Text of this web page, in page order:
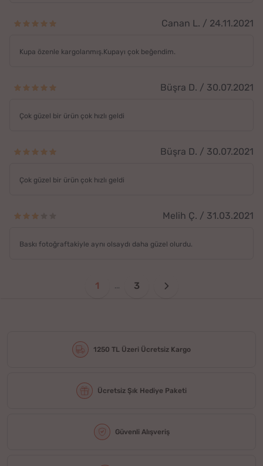
Canan L. / 24.11.2021
Kupa özenle kargolanmış.Kupayı çok beğendim.
Büşra D. / 30.07.2021
Çok güzel bir ürün çok hızlı geldi
Büşra D. / 30.07.2021
Çok güzel bir ürün çok hızlı geldi
Melih Ç. / 31.03.2021
Baskı fotoğraftakiyle aynı olsaydı daha güzel olurdu.
1 3
1250 TL Üzeri Ücretsiz Kargo
Ücretsiz Şık Hediye Paketi
Güvenli Alışveriş